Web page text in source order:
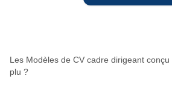
Les Modèles de CV cadre dirigeant conçu
plu ?